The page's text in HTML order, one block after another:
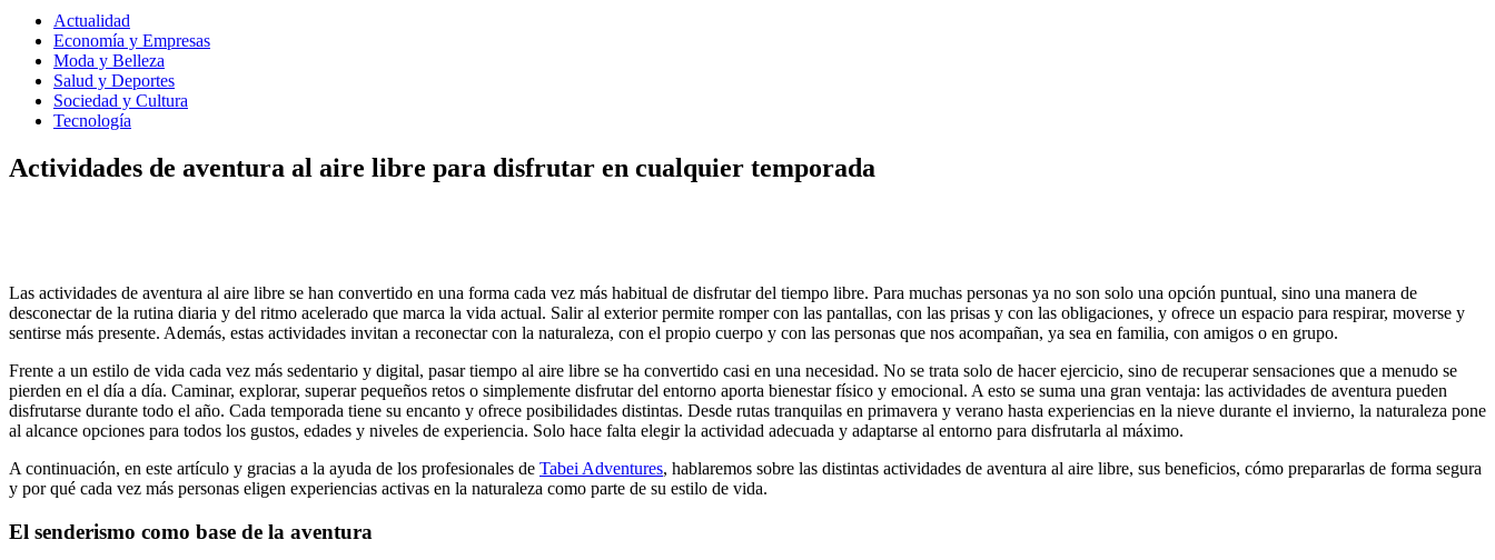
Actualidad
Economía y Empresas
Moda y Belleza
Salud y Deportes
Sociedad y Cultura
Tecnología
Actividades de aventura al aire libre para disfrutar en cualquier temporada
Las actividades de aventura al aire libre se han convertido en una forma cada vez más habitual de disfrutar del tiempo libre. Para muchas personas ya no son solo una opción puntual, sino una manera de
desconectar de la rutina diaria y del ritmo acelerado que marca la vida actual. Salir al exterior permite romper con las pantallas, con las prisas y con las obligaciones, y ofrece un espacio para respirar, moverse y
sentirse más presente. Además, estas actividades invitan a reconectar con la naturaleza, con el propio cuerpo y con las personas que nos acompañan, ya sea en familia, con amigos o en grupo.
Frente a un estilo de vida cada vez más sedentario y digital, pasar tiempo al aire libre se ha convertido casi en una necesidad. No se trata solo de hacer ejercicio, sino de recuperar sensaciones que a menudo se
pierden en el día a día. Caminar, explorar, superar pequeños retos o simplemente disfrutar del entorno aporta bienestar físico y emocional. A esto se suma una gran ventaja: las actividades de aventura pueden
disfrutarse durante todo el año. Cada temporada tiene su encanto y ofrece posibilidades distintas. Desde rutas tranquilas en primavera y verano hasta experiencias en la nieve durante el invierno, la naturaleza pone
al alcance opciones para todos los gustos, edades y niveles de experiencia. Solo hace falta elegir la actividad adecuada y adaptarse al entorno para disfrutarla al máximo.
A continuación, en este artículo y gracias a la ayuda de los profesionales de Tabei Adventures, hablaremos sobre las distintas actividades de aventura al aire libre, sus beneficios, cómo prepararlas de forma segura
y por qué cada vez más personas eligen experiencias activas en la naturaleza como parte de su estilo de vida.
El senderismo como base de la aventura